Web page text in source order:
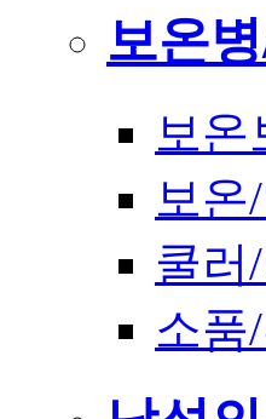
보온
보온
보온
쿨러
소품